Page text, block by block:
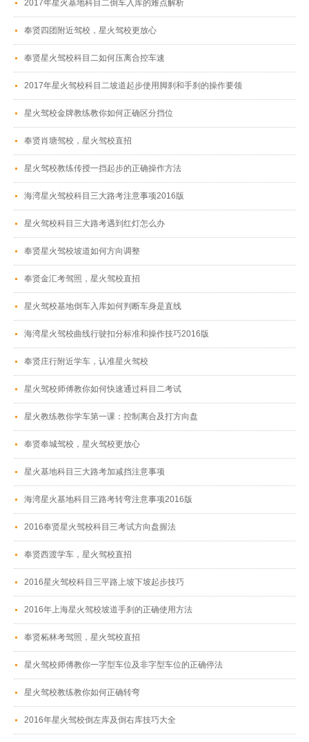
2017年星火基地科目二倒车入库的难点解析
奉贤四团附近驾校，星火驾校更放心
奉贤星火驾校科目二如何压离合控车速
2017年星火驾校科目二坡道起步使用脚刹和手刹的操作要领
星火驾校金牌教练教你如何正确区分挡位
奉贤肖塘驾校，星火驾校直招
星火驾校教练传授一挡起步的正确操作方法
海湾星火驾校科目三大路考注意事项2016版
星火驾校科目三大路考遇到红灯怎么办
奉贤星火驾校坡道如何方向调整
奉贤金汇考驾照，星火驾校直招
星火驾校基地倒车入库如何判断车身是直线
海湾星火驾校曲线行驶扣分标准和操作技巧2016版
奉贤庄行附近学车，认准星火驾校
星火驾校师傅教你如何快速通过科目二考试
星火教练教你学车第一课：控制离合及打方向盘
奉贤奉城驾校，星火驾校更放心
星火基地科目三大路考加减挡注意事项
海湾星火基地科目三路考转弯注意事项2016版
2016奉贤星火驾校科目三考试方向盘握法
奉贤西渡学车，星火驾校直招
2016星火驾校科目三平路上坡下坡起步技巧
2016年上海星火驾校坡道手刹的正确使用方法
奉贤柘林考驾照，星火驾校直招
星火驾校师傅教你一字型车位及非字型车位的正确停法
星火驾校教练教你如何正确转弯
2016年星火驾校倒左库及倒右库技巧大全